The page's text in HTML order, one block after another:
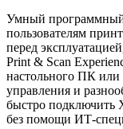
Умный программный
пользователям
перед
Print & Scan
настольного ПК или
управления и
быстро подключить
без помощи ИТ-